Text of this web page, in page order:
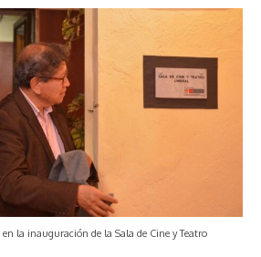
en la inauguración de la Sala de Cine y Teatro